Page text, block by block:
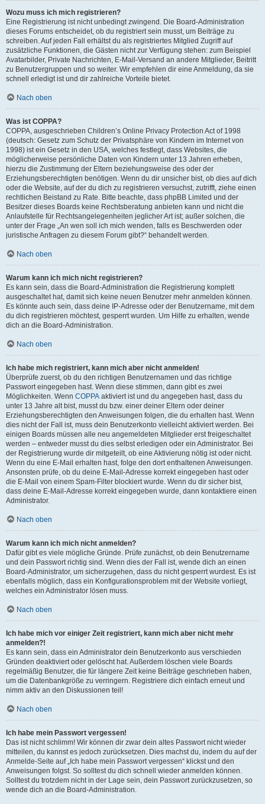
Wozu muss ich mich registrieren?
Eine Registrierung ist nicht unbedingt zwingend. Die Board-Administration
dieses Forums entscheidet, ob du registriert sein musst, um Beiträge zu
schreiben. Auf jeden Fall erhältst du als registriertes Mitglied Zugriff auf
zusätzliche Funktionen, die Gästen nicht zur Verfügung stehen: zum Beispiel
Avatarbilder, Private Nachrichten, E-Mail-Versand an andere Mitglieder, Beitritt
zu Benutzergruppen und so weiter. Wir empfehlen dir eine Anmeldung, da sie
schnell erledigt ist und dir zahlreiche Vorteile bietet.
Nach oben
Was ist COPPA?
COPPA, ausgeschrieben Children’s Online Privacy Protection Act of 1998
(deutsch: Gesetz zum Schutz der Privatsphäre von Kindern im Internet von
1998) ist ein Gesetz in den USA, welches festlegt, dass Websites, die
möglicherweise persönliche Daten von Kindern unter 13 Jahren erheben,
hierzu die Zustimmung der Eltern beziehungsweise des oder der
Erziehungsberechtigten benötigen. Wenn du dir unsicher bist, ob dies auf dich
oder die Website, auf der du dich zu registrieren versuchst, zutrifft, ziehe einen
rechtlichen Beistand zu Rate. Bitte beachte, dass phpBB Limited und der
Besitzer dieses Boards keine Rechtsberatung anbieten kann und nicht die
Anlaufstelle für Rechtsangelegenheiten jeglicher Art ist; außer solchen, die
unter der Frage „An wen soll ich mich wenden, falls es Beschwerden oder
juristische Anfragen zu diesem Forum gibt?“ behandelt werden.
Nach oben
Warum kann ich mich nicht registrieren?
Es kann sein, dass die Board-Administration die Registrierung komplett
ausgeschaltet hat, damit sich keine neuen Benutzer mehr anmelden können.
Es könnte auch sein, dass deine IP-Adresse oder der Benutzername, mit dem
du dich registrieren möchtest, gesperrt wurden. Um Hilfe zu erhalten, wende
dich an die Board-Administration.
Nach oben
Ich habe mich registriert, kann mich aber nicht anmelden!
Überprüfe zuerst, ob du den richtigen Benutzernamen und das richtige
Passwort eingegeben hast. Wenn diese stimmen, dann gibt es zwei
Möglichkeiten. Wenn COPPA aktiviert ist und du angegeben hast, dass du
unter 13 Jahre alt bist, musst du bzw. einer deiner Eltern oder deiner
Erziehungsberechtigten den Anweisungen folgen, die du erhalten hast. Wenn
dies nicht der Fall ist, muss dein Benutzerkonto vielleicht aktiviert werden. Bei
einigen Boards müssen alle neu angemeldeten Mitglieder erst freigeschaltet
werden – entweder musst du dies selbst erledigen oder ein Administrator. Bei
der Registrierung wurde dir mitgeteilt, ob eine Aktivierung nötig ist oder nicht.
Wenn du eine E-Mail erhalten hast, folge den dort enthaltenen Anweisungen.
Ansonsten prüfe, ob du deine E-Mail-Adresse korrekt eingegeben hast oder
die E-Mail von einem Spam-Filter blockiert wurde. Wenn du dir sicher bist,
dass deine E-Mail-Adresse korrekt eingegeben wurde, dann kontaktiere einen
Administrator.
Nach oben
Warum kann ich mich nicht anmelden?
Dafür gibt es viele mögliche Gründe. Prüfe zunächst, ob dein Benutzername
und dein Passwort richtig sind. Wenn dies der Fall ist, wende dich an einen
Board-Administrator, um sicherzugehen, dass du nicht gesperrt wurdest. Es ist
ebenfalls möglich, dass ein Konfigurationsproblem mit der Website vorliegt,
welches ein Administrator lösen muss.
Nach oben
Ich habe mich vor einiger Zeit registriert, kann mich aber nicht mehr
anmelden?!
Es kann sein, dass ein Administrator dein Benutzerkonto aus verschieden
Gründen deaktiviert oder gelöscht hat. Außerdem löschen viele Boards
regelmäßig Benutzer, die für längere Zeit keine Beiträge geschrieben haben,
um die Datenbankgröße zu verringern. Registriere dich einfach erneut und
nimm aktiv an den Diskussionen teil!
Nach oben
Ich habe mein Passwort vergessen!
Das ist nicht schlimm! Wir können dir zwar dein altes Passwort nicht wieder
mitteilen, du kannst es jedoch zurücksetzen. Dies machst du, indem du auf der
Anmelde-Seite auf „Ich habe mein Passwort vergessen“ klickst und den
Anweisungen folgst. So solltest du dich schnell wieder anmelden können.
Solltest du trotzdem nicht in der Lage sein, dein Passwort zurückzusetzen, so
wende dich an die Board-Administration.